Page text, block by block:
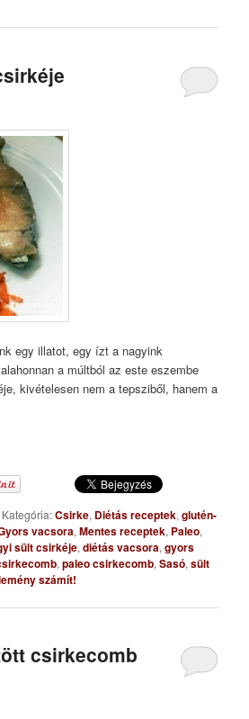
egy illatot, egy ízt a nagyink
a múltból az este eszembe
kivételesen nem a tepsziből, hanem a
Kategória:Csirke, Diétás receptek,glutén-
vacsora,Mentes receptek, Paleo,
sült csirkéje,diétás vacsora,gyors
,paleo csirkecomb,Sasó,sült
számít!
csirkecomb